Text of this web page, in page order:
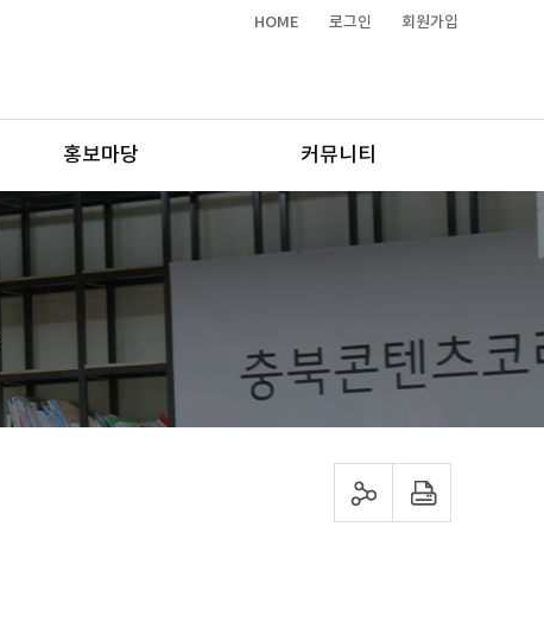
HOME 로그인 회원가입
홍보마당 커뮤니티
sns 공유하기 프린트하기